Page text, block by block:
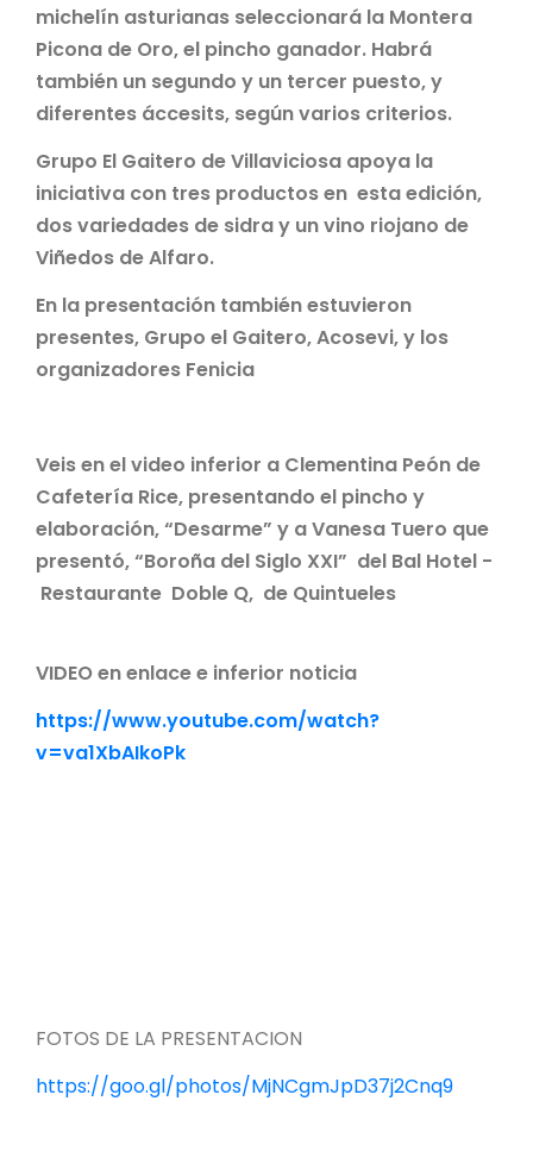
michelín asturianas seleccionará la Montera
Picona de Oro, el pincho ganador. Habrá
también un segundo y un tercer puesto, y
diferentes áccesits, según varios criterios.
Grupo El Gaitero de Villaviciosa apoya la
iniciativa con tres productos en esta edición,
dos variedades de sidra y un vino riojano de
Viñedos de Alfaro.
En la presentación también estuvieron
presentes, Grupo el Gaitero, Acosevi, y los
organizadores Fenicia
Veis en el video inferior a Clementina Peón de
Cafetería Rice, presentando el pincho y
elaboración, “Desarme” y a Vanesa Tuero que
presentó, “Boroña del Siglo XXI” del Bal Hotel -
Restaurante Doble Q, de Quintueles
VIDEO en enlace e inferior noticia
https://www.youtube.com/watch?
v=va1XbAIkoPk
FOTOS DE LA PRESENTACION
https://goo.gl/photos/MjNCgmJpD37j2Cnq9